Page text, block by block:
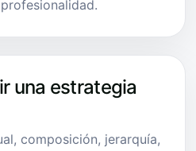
una estrategia
composición, jerarquía,